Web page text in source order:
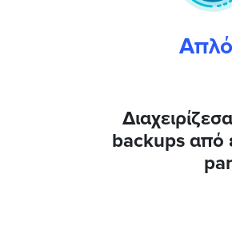
backups από